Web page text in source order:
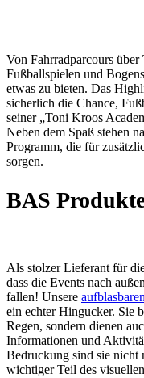
Von Fahrradparcours
Fußballspielen und
etwas zu bieten. Das
sicherlich die Chance,
seiner „Toni Kroos
Neben dem Spaß stehen
Programm, die für
sorgen.
BAS
Als stolzer Lieferant für
dass die Events nach
fallen! Unsere
ein echter Hingucker. Sie
Regen, sondern dienen
Informationen und
Bedruckung sind sie nicht
wichtiger Teil des